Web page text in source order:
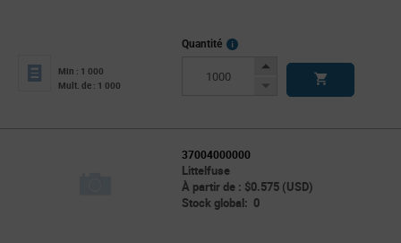
Min : 1 000
Mult. de : 1 000
Quantité
More
Increase
Decrease
37004000000
Littelfuse
À partir de : $0.575 (USD)
Stock global: 0